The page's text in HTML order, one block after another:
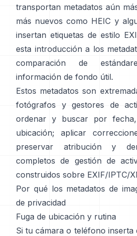
transportan metadatos aún
más nuevos como HEIC y
insertan etiquetas de estilo
esta introducción a los
comparación de
información de fondo útil.
Estos metadatos son
fotógrafos y gestores de
ordenar y buscar por
ubicación; aplicar
preservar atribución y
completos de gestión de
construidos sobre EXIF/IPTC/
Por qué los metadatos de
de privacidad
Fuga de ubicación y rutina
Si tu cámara o teléfono inserta